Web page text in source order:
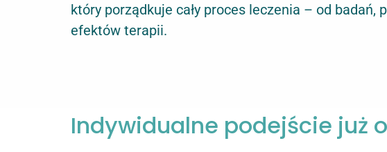
który porządkuje cały proces leczenia – od badań,
efektów terapii.
Indywidualne podejście już